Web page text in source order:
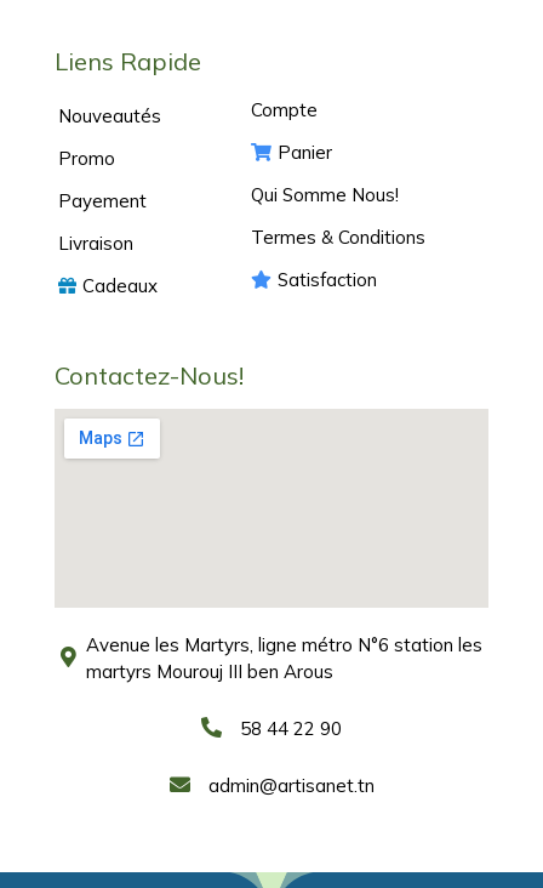
Liens Rapide
Nouveautés
Promo
Payement
Livraison
Cadeaux
Compte
Panier
Qui Somme Nous!
Termes & Conditions
Satisfaction
Contactez-Nous!
Avenue les Martyrs, ligne métro N°6 station les
martyrs Mourouj III ben Arous
58 44 22 90
admin@artisanet.tn